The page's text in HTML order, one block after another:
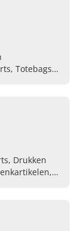
Drukken